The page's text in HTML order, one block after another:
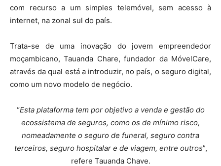
com recurso a um simples telemóvel, sem acesso à
internet, na zonal sul do país.
Trata-se de uma inovação do jovem empreendedor
moçambicano, Tauanda Chare, fundador da MóvelCare,
através da qual está a introduzir, no país, o seguro digital,
como um novo modelo de negócio.
“Esta plataforma tem por objetivo a venda e gestão do
ecossistema de seguros, como os de mínimo risco,
nomeadamente o seguro de funeral, seguro contra
terceiros, seguro hospitalar e de viagem, entre outros”,
refere Tauanda Chave.